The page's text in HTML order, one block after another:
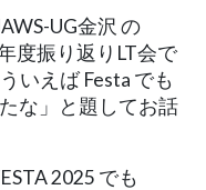
UG金沢 の
度振り返りLT会で
いえば Festa でも
な」と題してお話
2025 でも